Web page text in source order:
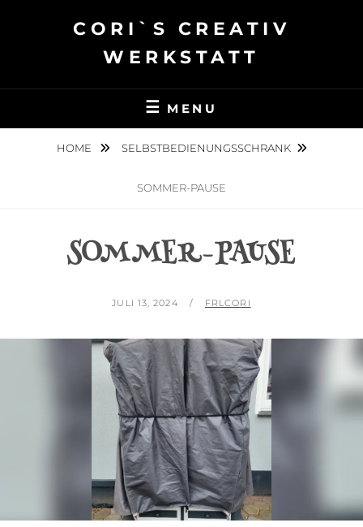
CORI`S CREATIV
WERKSTATT
MENU
HOME SELBSTBEDIENUNGSSCHRANK
SOMMER-PAUSE
SOMMER-PAUSE
POSTED
JULI 13, 2024 BY
FRLCORI